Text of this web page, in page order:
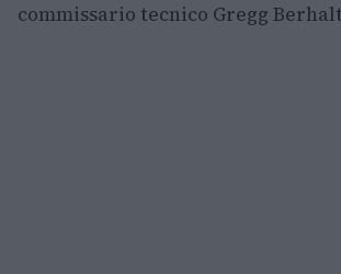
commissario tecnico Gregg